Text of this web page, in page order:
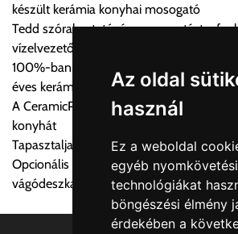
Az oldal
használ
Ez a weboldal
egyéb nyomkövetési
technológiákat
böngészési élmény
érdekében a
Ingyenes szállítási lehetőség nincs!
Egyes termékek súlyát a program nem
a központ igazolja vissza. Amennyiben a
gondoltnál magasabb értékben igazoljuk
visszaigazolástól számított 24 órán belül
lemondhatja, vagy kérheti a személyes
módosítását.
FIGYELEM!!
KERÁMIA TERMÉKEK SZÁLLÍTATÁSA
A MEGRENDELŐ KIFEJEZETT
FELELŐSSÉGÉRE LEHETSÉGES!!
készült kerámia konyhai mosogató
Tedd szórakoztatóvá a mosogatást a
vízelvezetővel felszerelt mosogatóval
100%-ban természetes alapanyagok és
éves kerámia tapasztalattal
A CeramicPlus könnyen gondozható, és
konyhát
Tapasztalja meg a Villeroy & Boch
Opcionális iegészítők: Rozsdamentes acél
vágódeszka valódi fa furnérral